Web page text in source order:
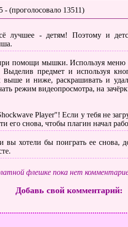
5 - (проголосовало 13511)
лучшее - детям! Поэтому и
помощи мышки. Используя меню
Выделив предмет и используя
выше и ниже, раскрашивать и
режим видеопросмотра, на
Player"! Если у тебя не
его снова, чтобы плагин начал
вы хотели бы поиграть ее снова,
флешке пока нет
Добавь свой комментарий: